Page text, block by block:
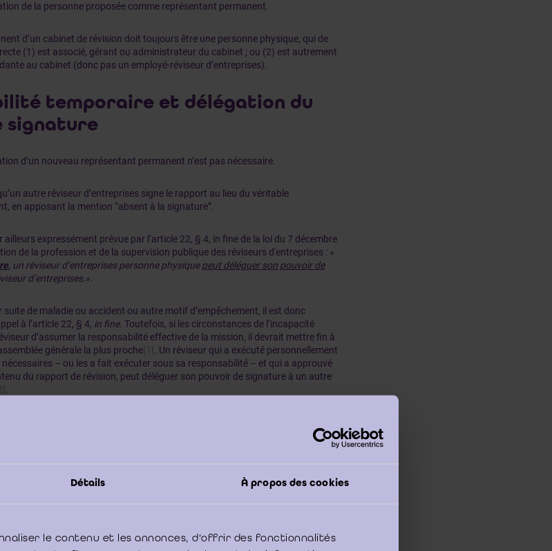
Détails À propos des cookies
le contenu et les annonces, d'offrir des fonctionnalités
de la personne proposée comme représentant permanent.
d’un cabinet de révision doit toujours être une personne physique, qui de
(1) est associé, gérant ou administrateur du cabinet ; ou (2) est autrement
au cabinet (donc pas un employé-réviseur d’entreprises).
temporaire et délégation du
signature
d’un nouveau représentant permanent n’est pas nécessaire.
autre réviseur d’entreprises signe le rapport au lieu du véritable
en apposant la mention “absent à la signature”.
expressément prévue par l’article 22, § 4, in fine de la loi du 7 décembre
de la profession et de la supervision publique des réviseurs d'entreprises : «
, un réviseur d’entreprises personne physiquepeut déléguer son pouvoir de
d’entreprises.».
suite de maladie ou accident ou autre motif d’empêchement, il est donc
à l’article 22, § 4, in fine. Toutefois, si les circonstances de l’incapacité
d’assumer la responsabilité effective de la mission, il devrait mettre fin à
générale la plus proche[1]
. Un réviseur qui a exécuté personnellement
– ou les a fait exécuter sous sa responsabilité – et qui a approuvé
du rapport de révision, peut déléguer son pouvoir de signature à un autre
et signature